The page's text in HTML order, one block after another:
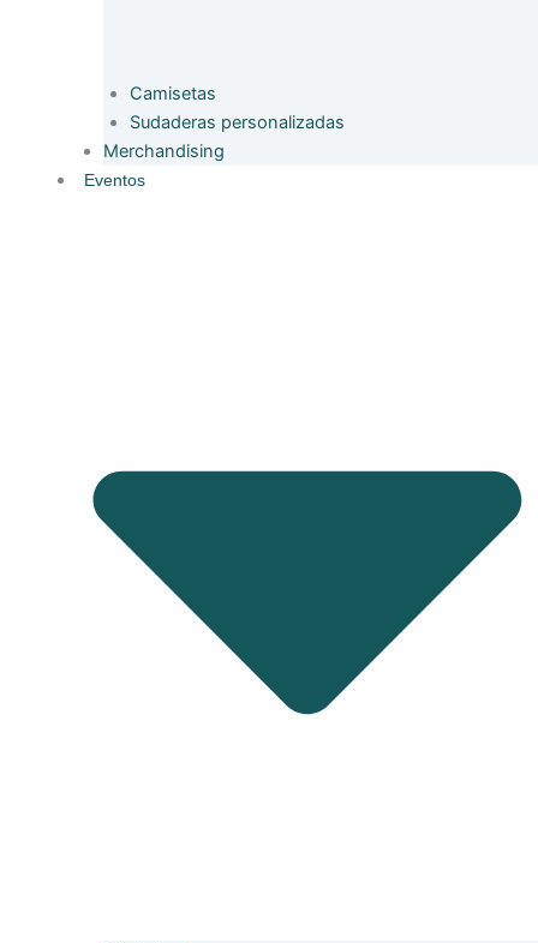
Camisetas
Sudaderas personalizadas
Merchandising
Eventos